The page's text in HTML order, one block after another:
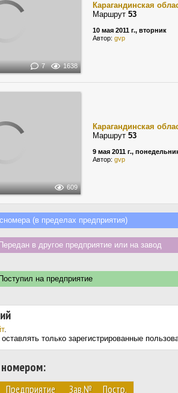
7 1638
Карагандинская
Маршрут 53
10 мая 2011 г., вторник
Автор: gvp
609
Карагандинская
Маршрут 53
9 мая 2011 г.,
Автор: gvp
(в пределах предприятия)
в другое предприятие или на завод
на предприятие
.
только зарегистрированные
номером:
Предприятие Зав.№ Постр.